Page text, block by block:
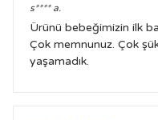
s**** a.
Ürünü bebeğimizin ilk
Çok memnunuz. Çok
yaşamadık.